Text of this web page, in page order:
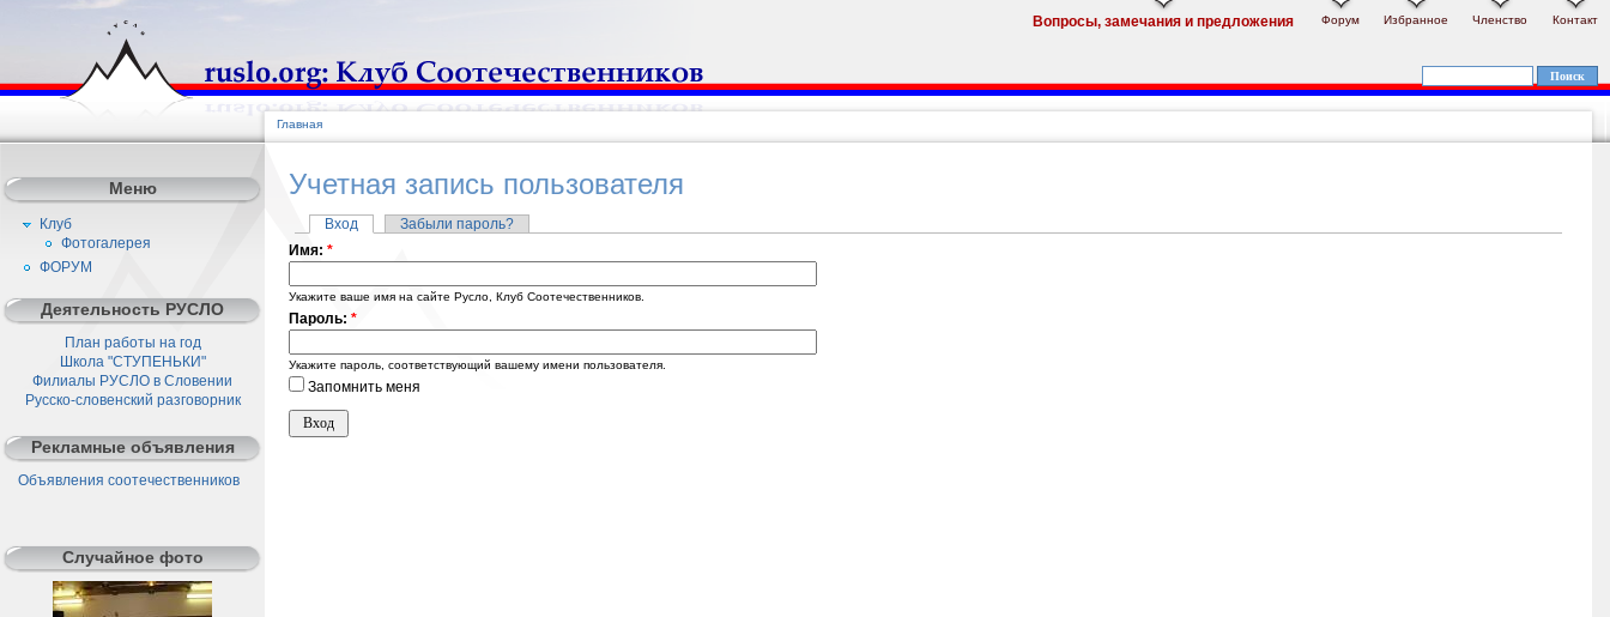
Вопросы, замечания и предложения Форум Избранное Членство Контакт
Главная
Учетная запись пользователя
Вход
Забыли пароль?
Имя: *
Укажите ваше имя на сайте Русло, Клуб Соотечественников.
Пароль: *
Укажите пароль, соответствующий вашему имени пользователя.
Запомнить меня
Меню
Клуб
Фотогалерея
ФОРУМ
Деятельность РУСЛО
План работы на год
Школа "СТУПЕНЬКИ"
Филиалы РУСЛО в Словении
Русско-словенский разговорник
Рекламные объявления
Объявления соотечественников
Случайное фото